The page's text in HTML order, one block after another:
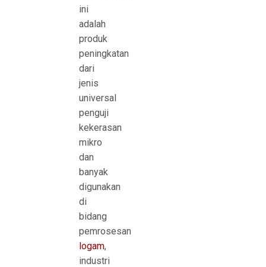
ini
adalah
produk
peningkatan
dari
jenis
universal
penguji
kekerasan
mikro
dan
banyak
digunakan
di
bidang
pemrosesan
logam,
industri